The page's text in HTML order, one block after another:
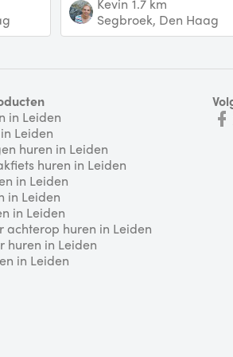
Kevin 1.7 km
Segbroek, Den Haag
in Leiden
Leiden
huren in Leiden
huren in Leiden
in Leiden
in Leiden
in Leiden
achterop huren in Leiden
huren in Leiden
in Leiden